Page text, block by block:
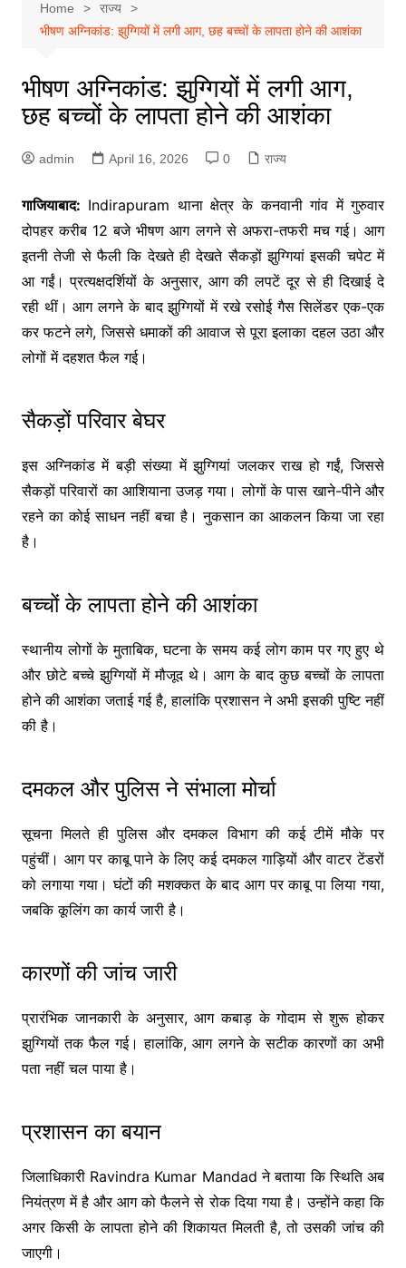
Home
राज्य
भीषण अग्निकांड: झुग्गियों में लगी आग, छह बच्चों के लापता होने की आशंका
भीषण अग्निकांड: झुग्गियों में लगी आग,
छह बच्चों के लापता होने की आशंका
admin April 16, 2026 0 राज्य
गाजियाबाद: Indirapuram थाना क्षेत्र के कनवानी गांव में गुरुवार
दोपहर करीब 12 बजे भीषण आग लगने से अफरा-तफरी मच गई। आग
इतनी तेजी से फैली कि देखते ही देखते सैकड़ों झुग्गियां इसकी चपेट में
आ गईं। प्रत्यक्षदर्शियों के अनुसार, आग की लपटें दूर से ही दिखाई दे
रही थीं। आग लगने के बाद झुग्गियों में रखे रसोई गैस सिलेंडर एक-एक
कर फटने लगे, जिससे धमाकों की आवाज से पूरा इलाका दहल उठा और
लोगों में दहशत फैल गई।
सैकड़ों परिवार बेघर
इस अग्निकांड में बड़ी संख्या में झुग्गियां जलकर राख हो गईं, जिससे
सैकड़ों परिवारों का आशियाना उजड़ गया। लोगों के पास खाने-पीने और
रहने का कोई साधन नहीं बचा है। नुकसान का आकलन किया जा रहा
है।
बच्चों के लापता होने की आशंका
स्थानीय लोगों के मुताबिक, घटना के समय कई लोग काम पर गए हुए थे
और छोटे बच्चे झुग्गियों में मौजूद थे। आग के बाद कुछ बच्चों के लापता
होने की आशंका जताई गई है, हालांकि प्रशासन ने अभी इसकी पुष्टि नहीं
की है।
दमकल और पुलिस ने संभाला मोर्चा
सूचना मिलते ही पुलिस और दमकल विभाग की कई टीमें मौके पर
पहुंचीं। आग पर काबू पाने के लिए कई दमकल गाड़ियों और वाटर टेंडरों
को लगाया गया। घंटों की मशक्कत के बाद आग पर काबू पा लिया गया,
जबकि कूलिंग का कार्य जारी है।
कारणों की जांच जारी
प्रारंभिक जानकारी के अनुसार, आग कबाड़ के गोदाम से शुरू होकर
झुग्गियों तक फैल गई। हालांकि, आग लगने के सटीक कारणों का अभी
पता नहीं चल पाया है।
प्रशासन का बयान
जिलाधिकारी Ravindra Kumar Mandad ने बताया कि स्थिति अब
नियंत्रण में है और आग को फैलने से रोक दिया गया है। उन्होंने कहा कि
अगर किसी के लापता होने की शिकायत मिलती है, तो उसकी जांच की
जाएगी।